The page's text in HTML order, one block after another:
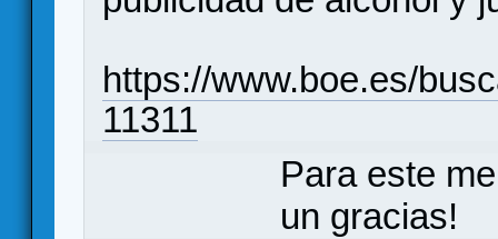
https://www.boe.es/
11311
Para este
un gracias!